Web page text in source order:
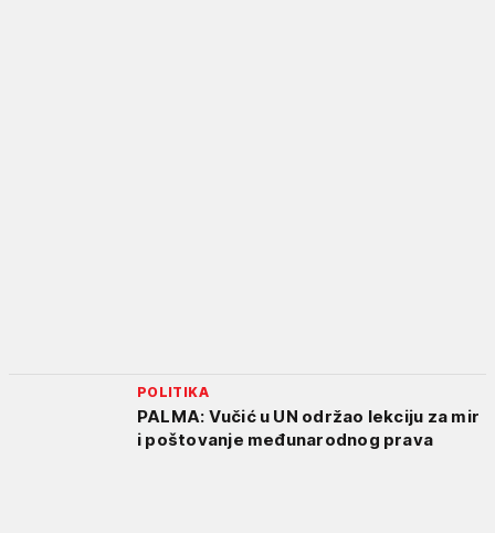
POLITIKA
PALMA: Vučić u UN održao lekciju za mir
i poštovanje međunarodnog prava